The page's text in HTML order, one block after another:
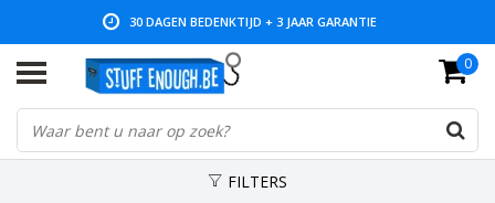
30 DAGEN BEDENKTIJD + 3 JAAR GARANTIE
LAGE PRIJZEN EN RUIM ASSORTIMENT 0
FILTERS